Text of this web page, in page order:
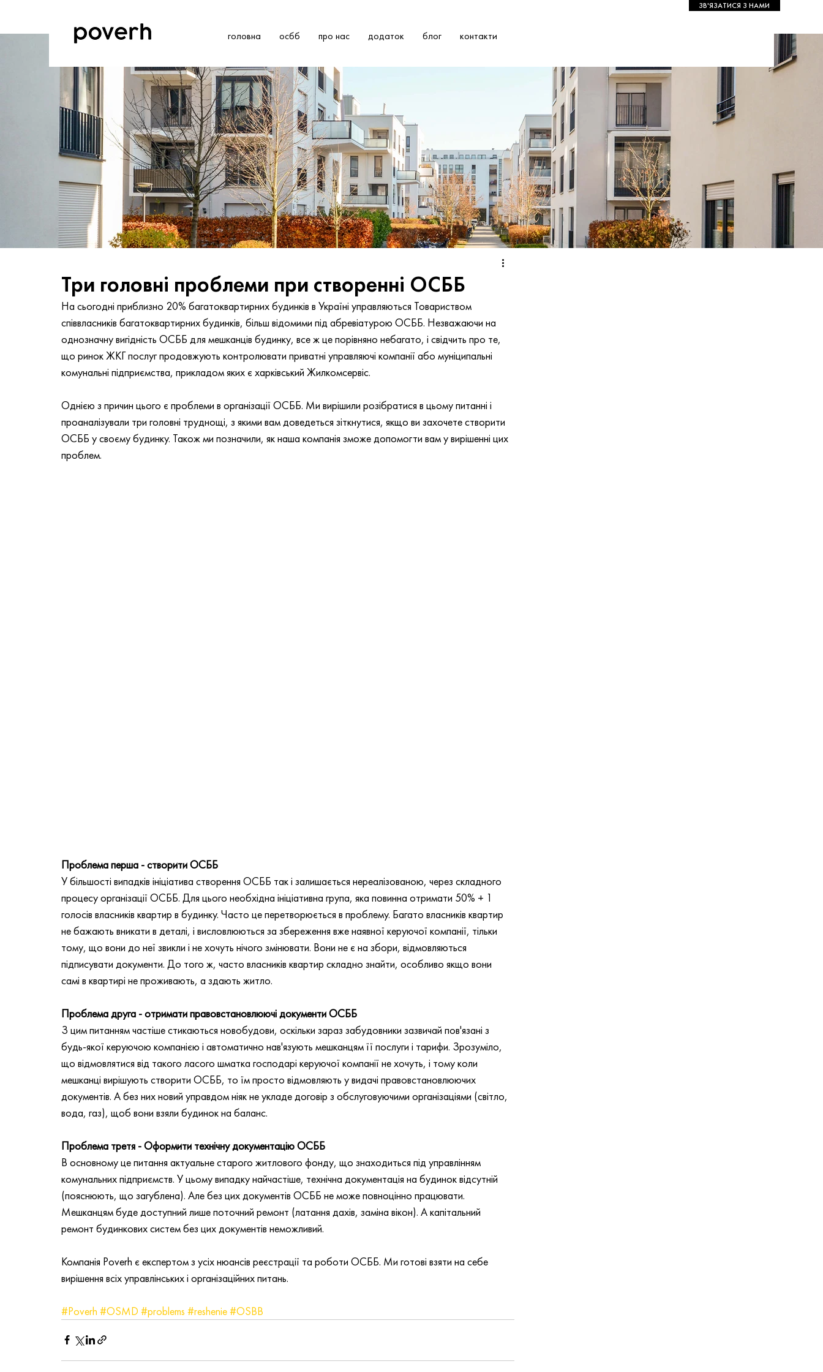
головна осбб про нас додаток блог контакти
ЗВ'ЯЗАТИСЯ З НАМИ
Три головні проблеми при створенні ОСББ
На сьогодні приблизно 20% багатоквартирних будинків в Україні управляються Товариством
співвласників багатоквартирних будинків, більш відомими під абревіатурою ОСББ. Незважаючи на
однозначну вигідність ОСББ для мешканців будинку, все ж це порівняно небагато, і свідчить про те,
що ринок ЖКГ послуг продовжують контролювати приватні управляючі компанії або муніципальні
комунальні підприємства, прикладом яких є харківський Жилкомсервіс.
Однією з причин цього є проблеми в організації ОСББ. Ми вирішили розібратися в цьому питанні і
проаналізували три головні труднощі, з якими вам доведеться зіткнутися, якщо ви захочете створити
ОСББ у своєму будинку. Також ми позначили, як наша компанія зможе допомогти вам у вирішенні цих
проблем.
Проблема перша - створити ОСББ
У більшості випадків ініціатива створення ОСББ так і залишається нереалізованою, через складного
процесу організації ОСББ. Для цього необхідна ініціативна група, яка повинна отримати 50% + 1
голосів власників квартир в будинку. Часто це перетворюється в проблему. Багато власників квартир
не бажають вникати в деталі, і висловлюються за збереження вже наявної керуючої компанії, тільки
тому, що вони до неї звикли і не хочуть нічого змінювати. Вони не є на збори, відмовляються
підписувати документи. До того ж, часто власників квартир складно знайти, особливо якщо вони
самі в квартирі не проживають, а здають житло.
Проблема друга - отримати правовстановлюючі документи ОСББ
З цим питанням частіше стикаються новобудови, оскільки зараз забудовники зазвичай пов'язані з
будь-якої керуючою компанією і автоматично нав'язують мешканцям її послуги і тарифи. Зрозуміло,
що відмовлятися від такого ласого шматка господарі керуючої компанії не хочуть, і тому коли
мешканці вирішують створити ОСББ, то їм просто відмовляють у видачі правовстановлюючих
документів. А без них новий управдом ніяк не укладе договір з обслуговуючими організаціями (світло,
вода, газ), щоб вони взяли будинок на баланс.
Проблема третя - Оформити технічну документацію ОСББ
В основному це питання актуальне старого житлового фонду, що знаходиться під управлінням
комунальних підприємств. У цьому випадку найчастіше, технічна документація на будинок відсутній
(пояснюють, що загублена). Але без цих документів ОСББ не може повноцінно працювати.
Мешканцям буде доступний лише поточний ремонт (латання дахів, заміна вікон). А капітальний
ремонт будинкових систем без цих документів неможливий.
Компанія Poverh є експертом з усіх нюансів реєстрації та роботи ОСББ. Ми готові взяти на себе
вирішення всіх управлінських і організаційних питань.
#Poverh #OSMD #problems #reshenie#OSBB